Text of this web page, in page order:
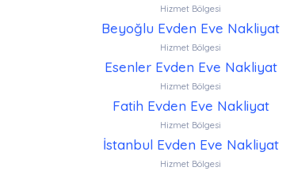
Hizmet Bölgesi
Beyoğlu Evden Eve Nakliyat
Hizmet Bölgesi
Esenler Evden Eve Nakliyat
Hizmet Bölgesi
Fatih Evden Eve Nakliyat
Hizmet Bölgesi
İstanbul Evden Eve Nakliyat
Hizmet Bölgesi